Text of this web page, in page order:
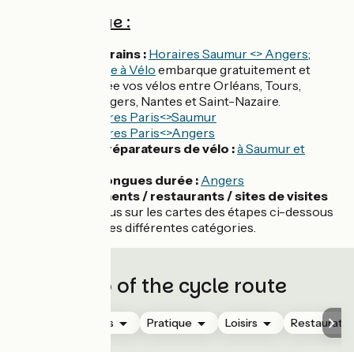
Côté pratique :
Accès en trains : Horaires Saumur <> Angers;
train Loire à Vélo embarque gratuitement et
toute l'année vos vélos entre Orléans, Tours,
Saumur, Angers, Nantes et Saint-Nazaire.
Horaires Paris<>Saumur
Horaires Paris<>Angers
Loueurs / réparateurs de vélo :à Saumur et
Parkings longues durée : Angers
Hébergements / restaurants / sites de visites
rendez-vous sur les cartes des étapes ci-dessous
et affichez les différentes catégories.
Map of the cycle route
Hébergements Pratique Loisirs